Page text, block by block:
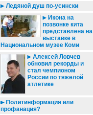
Ледяной душ по-усински
Икона на
позвонке кита
представлена на
выставке в
Национальном музее Коми
Алексей Ловчев
обновил рекорды и
стал чемпионом
России по тяжелой
атлетике
Политинформация или
профанация?